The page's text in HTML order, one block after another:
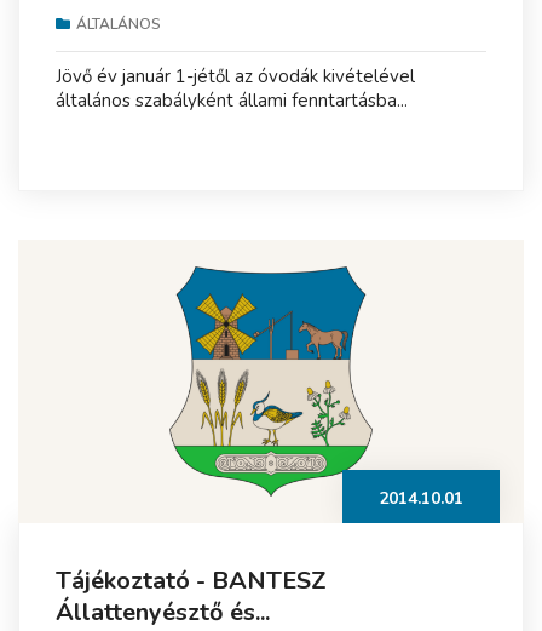
ÁLTALÁNOS
Jövő év január 1-jétől az óvodák kivételével
általános szabályként állami fenntartásba...
2014.10.01
Tájékoztató - BANTESZ
Állattenyésztő és...